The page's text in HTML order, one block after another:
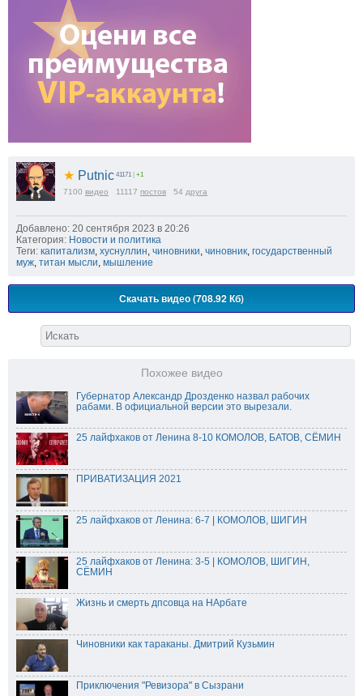
★ Putnic 41171 +1
7100 видео 11117 постов 54 друга
Добавлено: 20 сентября 2023 в 20:26
Категория: Новости и политика
Теги: капитализм, хуснуллин, чиновники, чиновник, государственный
муж, титан мысли, мышление
Скачать видео (708.92 Кб)
Похожее видео
Губернатор Александр Дрозденко назвал рабочих
рабами. В официальной версии это вырезали.
25 лайфхаков от Ленина 8-10 КОМОЛОВ, БАТОВ, СЁМИН
ПРИВАТИЗАЦИЯ 2021
25 лайфхаков от Ленина: 6-7 | КОМОЛОВ, ШИГИН
25 лайфхаков от Ленина: 3-5 | КОМОЛОВ, ШИГИН,
СЁМИН
Жизнь и смерть дпсовца на НАрбате
Чиновники как тараканы. Дмитрий Кузьмин
Приключения "Ревизора" в Сызрани